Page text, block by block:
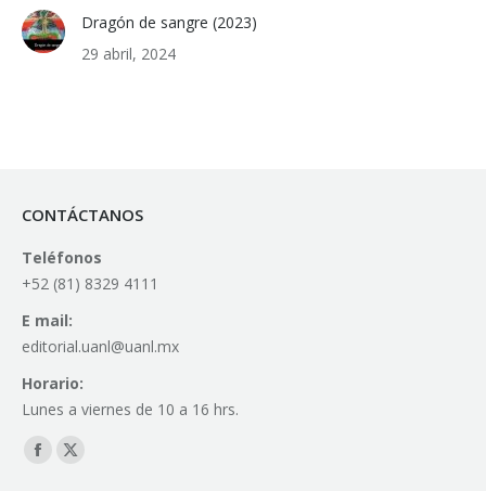
Dragón de sangre (2023)
29 abril, 2024
CONTÁCTANOS
Teléfonos
+52 (81) 8329 4111
E mail:
editorial.uanl@uanl.mx
Horario:
Lunes a viernes de 10 a 16 hrs.
Find us on:
Facebook
X